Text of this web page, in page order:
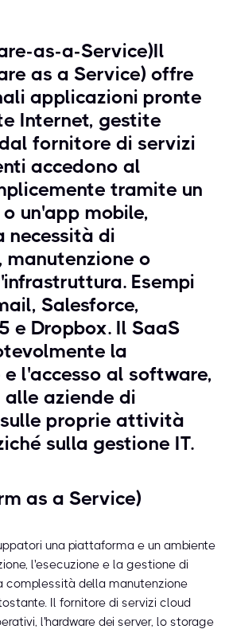
as-a-Service)Il
as a Service) offre
applicazioni pronte
Internet, gestite
fornitore di servizi
accedono al
tramite un
un'app mobile,
necessità di
manutenzione o
Esempi
Salesforce,
e Dropbox. Il SaaS
la
l'accesso al software,
aziende di
proprie attività
sulla gestione IT.
as a Service)
una piattaforma e un ambiente
l'esecuzione e la gestione di
complessità della manutenzione
Il fornitore di servizi cloud
l'hardware dei server, lo storage